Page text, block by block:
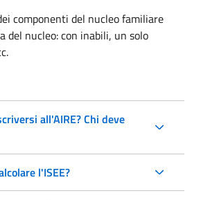
componenti del nucleo familiare
del nucleo: con inabili, un solo
all'AIRE? Chi deve
l'ISEE?